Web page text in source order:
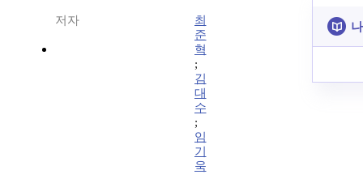
저자
최
준
혁
;
김
대
수
;
임
기
욱